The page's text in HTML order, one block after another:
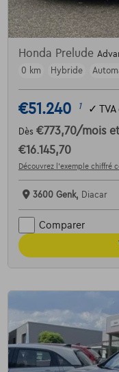
Honda Prelude
0 km
Hybride
€51.240 1 ✓
Dès €773,70/mois
€16.145,70
Découvrez l’exemple chiffré
3600 Genk, Diacar
Comparer